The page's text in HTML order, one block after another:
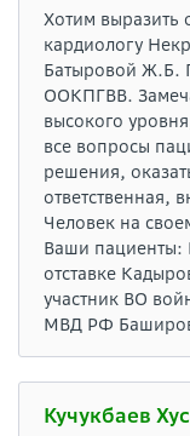
Хотим выразить
кардиологу
Батыровой Ж.Б.
ООКПГВВ.
высокого
все вопросы
решения,
ответственная,
Человек на
Ваши пациенты:
отставке
участник ВО
МВД РФ
Кучукбаев